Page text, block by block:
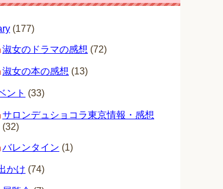
(177)
淑女のドラマの感想 (72)
淑女の本の感想 (13)
ント (33)
サロンデュショコラ東京情報・感想
(32)
バレンタイン (1)
かけ (74)